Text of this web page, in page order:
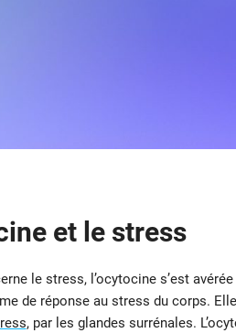
et le stress
le stress, l’ocytocine s’est
de réponse au stress du corps.
, par les glandes surrénales.